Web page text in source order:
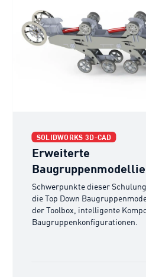
SOLIDWORKS 3D-CAD
Erweiterte
Schwerpunkte dieser
die Top Down
der Toolbox, intelligente
Baugruppenkonfigurationen.